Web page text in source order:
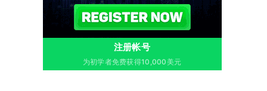
注册帐号
为初学者免费获得10,000美元